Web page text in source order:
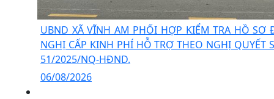
UBND XÃ VĨNH AM PHỐI HỢP KIỂM TRA HỒ SƠ
NGHỊ CẤP KINH PHÍ HỖ TRỢ THEO NGHỊ QUYẾT
51/2025/NQ-HĐND.
06/08/2026